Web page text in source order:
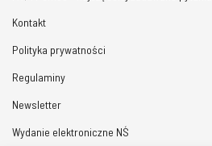
Kontakt
Polityka prywatności
Regulaminy
Newsletter
Wydanie elektroniczne NŚ